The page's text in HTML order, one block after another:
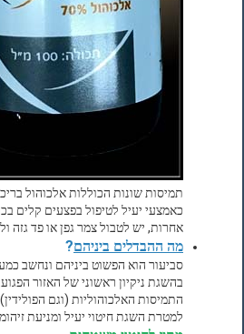
תמיסות שונות הכוללות אלכוהול
כאמצעי יעיל לטיפול בפצעים קלים
אחרות, יש לטבול צמר גפן או פד גזה
מה ההבדלים ביניהם?
סביעור הוא הפשוט ביניהם ונחשב
בהשגת ניקיון ראשוני של האזור הפגוע.
התמיסות האלכוהוליות (וגם
למטרת השגת חיטוי יעיל ומניעת